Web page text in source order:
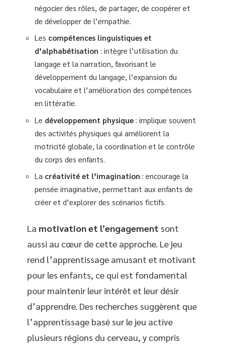
négocier des rôles, de partager, de coopérer et
de développer de l’empathie.
Les compétences linguistiques et
d’alphabétisation : intègre l’utilisation du
langage et la narration, favorisant le
développement du langage, l’expansion du
vocabulaire et l’amélioration des compétences
en littératie.
Le développement physique : implique souvent
des activités physiques qui améliorent la
motricité globale, la coordination et le contrôle
du corps des enfants.
La créativité et l’imagination : encourage la
pensée imaginative, permettant aux enfants de
créer et d’explorer des scénarios fictifs.
La motivation et l’engagement sont
aussi au cœur de cette approche. Le jeu
rend l’apprentissage amusant et motivant
pour les enfants, ce qui est fondamental
pour maintenir leur intérêt et leur désir
d’apprendre. Des recherches suggèrent que
l’apprentissage basé sur le jeu active
plusieurs régions du cerveau, y compris